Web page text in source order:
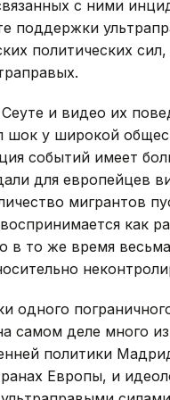
с ними
поддержки
политических
и видео их
шок у широкой
событий имеет
для европейцев
мигрантов
как
в то же время
одного
самом деле много
политики
Европы, и